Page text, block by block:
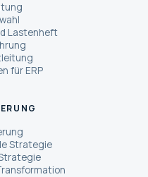
Lastenheft
für ERP
Strategie